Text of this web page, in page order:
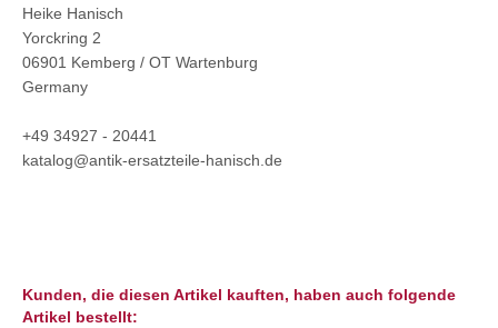
Heike Hanisch
Yorckring 2
06901 Kemberg / OT Wartenburg
Germany
+49 34927 - 20441
katalog@antik-ersatzteile-hanisch.de
Kunden, die diesen Artikel kauften, haben auch folgende
Artikel bestellt: